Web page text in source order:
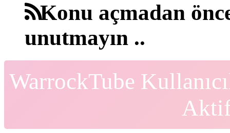
Konu açmadan
unutmayın ..
WarrockTube